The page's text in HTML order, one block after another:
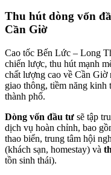
Thu hút dòng vốn
Cần Giờ
Cao tốc Bến Lức – Long
chiến lược, thu hút mạnh
chất lượng cao về Cần
giao thông, tiềm năng kinh
thành phố.
Dòng vốn đầu tư sẽ tập
dịch vụ hoàn chỉnh, bao
thao biển, trung tâm hội
(khách sạn, homestay) và
tồn sinh thái).